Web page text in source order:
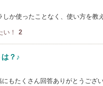
しか使ったことなく、使い方を
い！ 2
？♪
にもたくさん回答ありがとうござ